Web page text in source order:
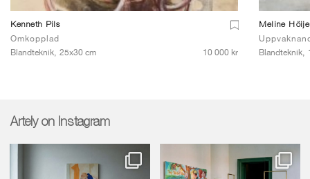
Kenneth Pils
Omkopplad
Blandteknik, 25x30 cm 10 000 kr
Meline
Blandteknik,
Artely on Instagram